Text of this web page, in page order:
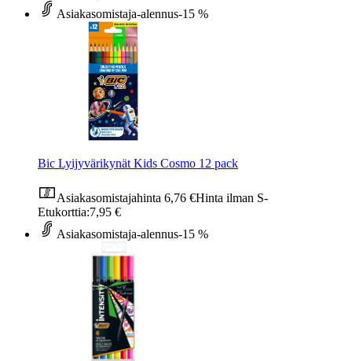
Asiakasomistaja-alennus-15 %
Bic Lyijyvärikynät Kids Cosmo 12 pack
Asiakasomistajahinta 6,76 €Hinta ilman S-
Etukorttia:7,95 €
Asiakasomistaja-alennus-15 %